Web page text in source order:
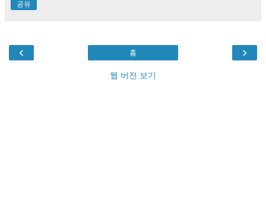
공유
‹ ›
홈
웹 버전 보기